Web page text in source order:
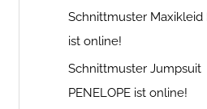
Schnittmuster Maxikleid
ist online!
Schnittmuster Jumpsuit
PENELOPE ist online!